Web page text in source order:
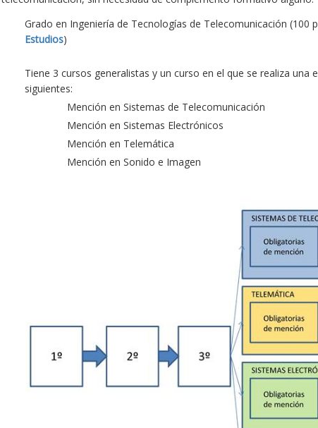
Grado en Ingeniería de Tecnologías de Telecomunicación (100
Estudios)
Tiene 3 cursos generalistas y un curso en el que se realiza una
siguientes:
Mención en Sistemas de Telecomunicación
Mención en Sistemas Electrónicos
Mención en Telemática
Mención en Sonido e Imagen